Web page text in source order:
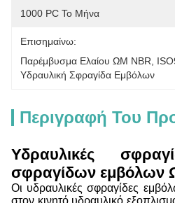
1000 PC Το Μήνα
Επισημαίνω:
Παρέμβυσμα Ελαίου ΩΜ NBR
Υδραυλική Σφραγίδα Εμβόλων
Περιγραφή Του
Υδραυλικές
σφραγίδων εμβόλων
Οι υδραυλικές σφραγίδες
στον κινητό υδραυλικό